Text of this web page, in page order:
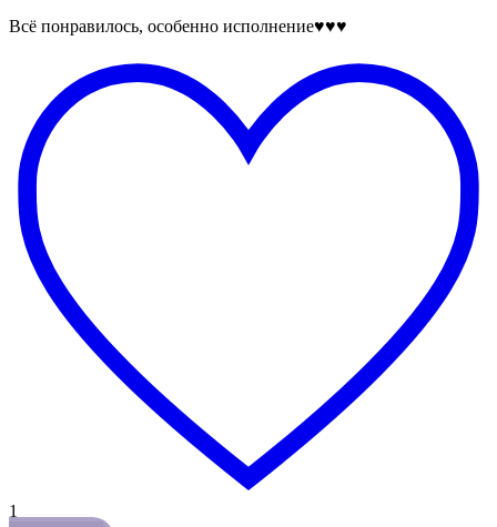
Всё понравилось, особенно исполнение♥️♥️♥️
1